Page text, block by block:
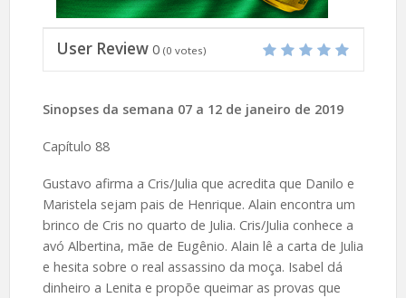
User Review 0 (0 votes)
Sinopses da semana 07 a 12 de janeiro de 2019
Capítulo 88
Gustavo afirma a Cris/Julia que acredita que Danilo e
Maristela sejam pais de Henrique. Alain encontra um
brinco de Cris no quarto de Julia. Cris/Julia conhece a
avó Albertina, mãe de Eugênio. Alain lê a carta de Julia
e hesita sobre o real assassino da moça. Isabel dá
dinheiro a Lenita e propõe queimar as provas que